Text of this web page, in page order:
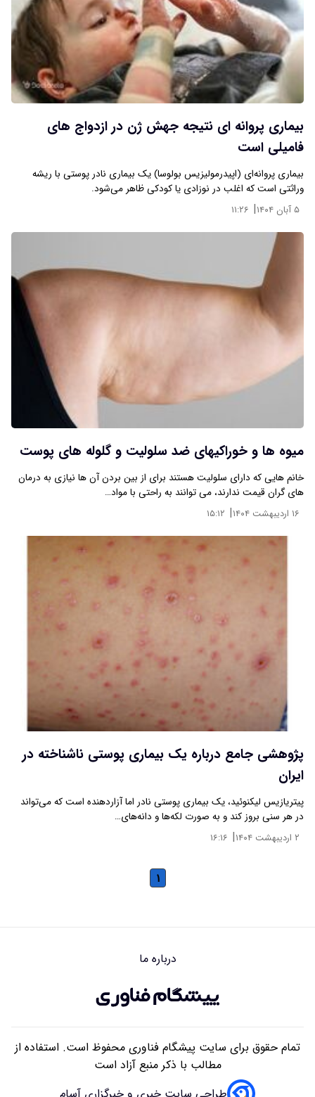
بیماری پروانه ای نتیجه جهش ژن در ازدواج های
فامیلی است
بیماری پروانه‌ای (اپیدرمولیزیس بولوسا) یک بیماری نادر پوستی با ریشه
وراثتی است که اغلب در نوزادی یا کودکی ظاهر می‌شود.
۵ آبان ۱۴۰۴ | ۱۱:۲۶
میوه ها و خوراکیهای ضد سلولیت و گلوله های پوست
خانم هایی که دارای سلولیت هستند برای از بین بردن آن ها نیازی به درمان
های گران قیمت ندارند، می توانند به راحتی با مواد…
۱۶ اردیبهشت ۱۴۰۴ | ۱۵:۱۲
پژوهشی جامع درباره یک بیماری پوستی ناشناخته در
ایران
پیتریازیس لیکنوئید، یک بیماری پوستی نادر اما آزاردهنده است که می‌تواند
در هر سنی بروز کند و به صورت لکه‌ها و دانه‌های…
۲ اردیبهشت ۱۴۰۴ | ۱۶:۱۶
۱
درباره ما
تمام حقوق برای سایت پیشگام فناوری محفوظ است. استفاده از
مطالب با ذکر منبع آزاد است